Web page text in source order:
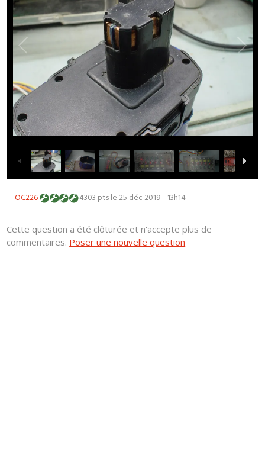
1/7
—OC226 4303 ptsle 25 déc 2019 - 13h14
Cette question a été clôturée et n'accepte plus de
commentaires. Poser une nouvelle question